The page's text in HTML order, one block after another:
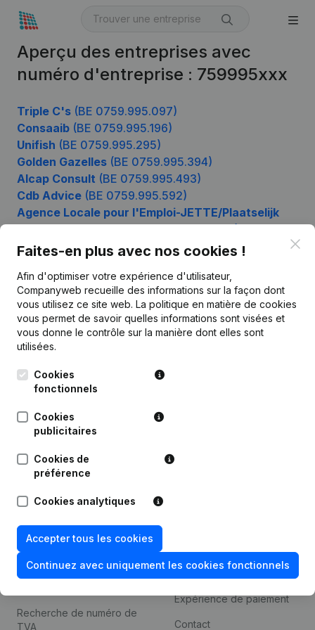
Aperçu des entreprises avec
numéro d'entreprise : 759995xxx
Triple C's (BE 0759.995.097)
Consaaib (BE 0759.995.196)
Unifish (BE 0759.995.295)
Golden Gazelles (BE 0759.995.394)
Alcap Consult (BE 0759.995.493)
Cdb Advice (BE 0759.995.592)
Agence Locale pour l'Emploi-JETTE/Plaatselijk
0759.995.988)
Faites-en plus avec nos cookies !
Afin d'optimiser votre expérience d'utilisateur,
Companyweb recueille des informations sur la façon dont
vous utilisez ce site web. La politique en matière de cookies
vous permet de savoir quelles informations sont visées et
vous donne le contrôle sur la manière dont elles sont
utilisées.
Cookies
fonctionnels
Cookies
publicitaires
Cookies de
préférence
Cookies analytiques
Accepter tous les cookies
Continuez avec uniquement les cookies fonctionnels
Leuvensesteenweg
248D,
Produit
Informations d’entreprise
Thème
Compliance et prévention
de la fraude
Consulter des comptes
Recherche de numéro de
TVA
Intégrations
Expérience de paiement
Contact